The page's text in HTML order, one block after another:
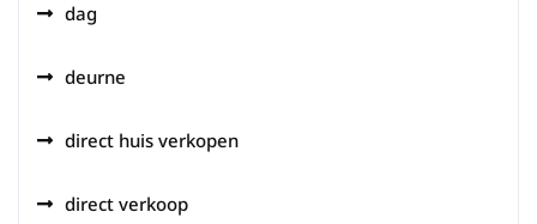
dag
deurne
direct huis verkopen
direct verkoop